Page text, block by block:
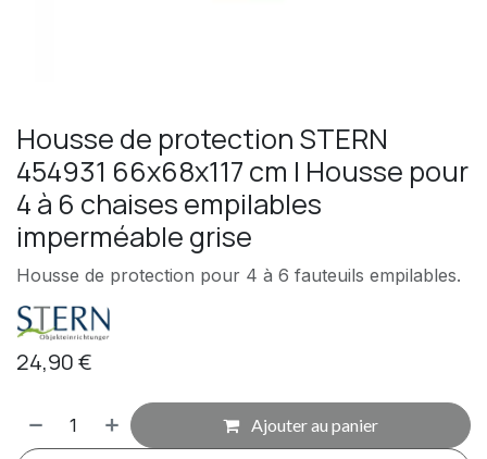
Housse de protection STERN
454931 66x68x117 cm | Housse pour
4 à 6 chaises empilables
imperméable grise
Housse de protection pour 4 à 6 fauteuils empilables.
24,90€
Ajouter au panier